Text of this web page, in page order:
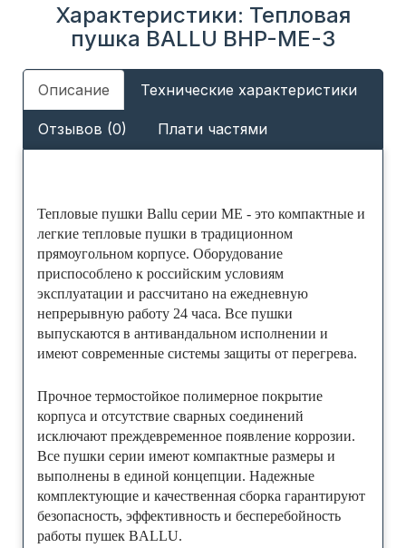
Характеристики: Тепловая
пушка BALLU BHP-ME-3
Описание Технические характеристики
Отзывов (0) Плати частями
Тепловые пушки Ballu серии ME - это компактные и
легкие тепловые пушки в традиционном
прямоугольном корпусе. Оборудование
приспособлено к российским условиям
эксплуатации и рассчитано на ежедневную
непрерывную работу 24 часа. Все пушки
выпускаются в антивандальном исполнении и
имеют современные системы защиты от перегрева.
Прочное термостойкое полимерное покрытие
корпуса и отсутствие сварных соединений
исключают преждевременное появление коррозии.
Все пушки серии имеют компактные размеры и
выполнены в единой концепции. Надежные
комплектующие и качественная сборка гарантируют
безопасность, эффективность и бесперебойность
работы пушек BALLU.